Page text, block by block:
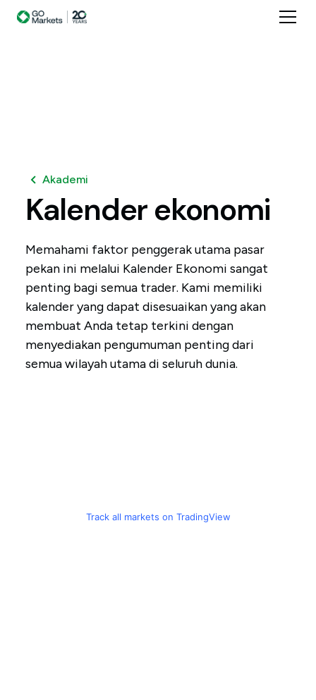
Akademi
Kalender ekonomi
Memahami faktor penggerak utama pasar
pekan ini melalui Kalender Ekonomi sangat
penting bagi semua trader. Kami memiliki
kalender yang dapat disesuaikan yang akan
membuat Anda tetap terkini dengan
menyediakan pengumuman penting dari
semua wilayah utama di seluruh dunia.
Track all markets on TradingView